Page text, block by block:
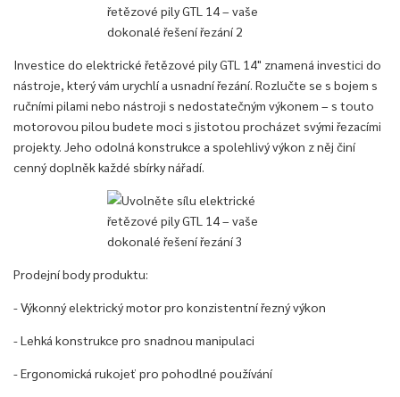
Investice do elektrické řetězové pily GTL 14" znamená investici do
nástroje, který vám urychlí a usnadní řezání. Rozlučte se s bojem s
ručními pilami nebo nástroji s nedostatečným výkonem – s touto
motorovou pilou budete moci s jistotou procházet svými řezacími
projekty. Jeho odolná konstrukce a spolehlivý výkon z něj činí
cenný doplněk každé sbírky nářadí.
Prodejní body produktu:
- Výkonný elektrický motor pro konzistentní řezný výkon
- Lehká konstrukce pro snadnou manipulaci
- Ergonomická rukojeť pro pohodlné používání